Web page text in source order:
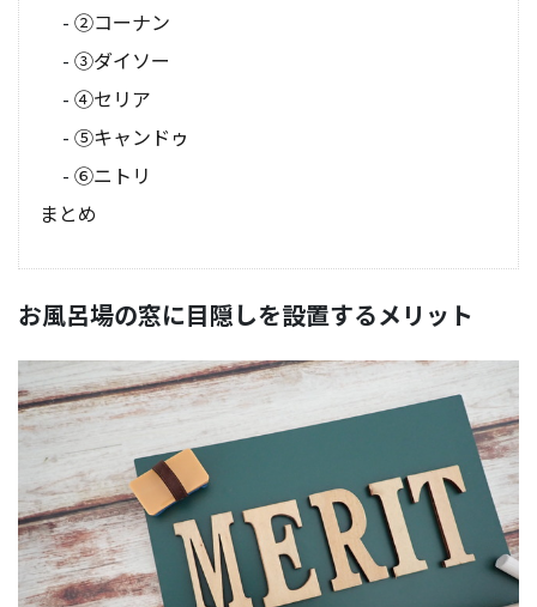
②コーナン
③ダイソー
④セリア
⑤キャンドゥ
⑥ニトリ
まとめ
お風呂場の窓に目隠しを設置するメリット